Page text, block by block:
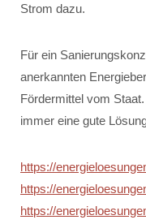
Strom dazu.
Für ein
anerkannten
Fördermittel vom
immer eine gute
https://
https://
https://